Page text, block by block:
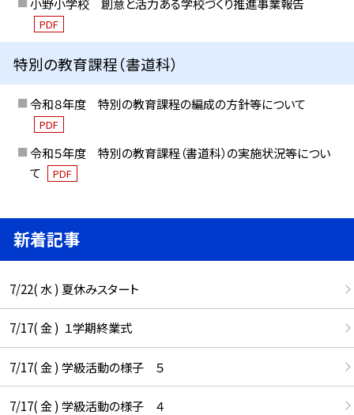
PDF
特別の教育課程（書道科）
令和８年度 特別の教育課程の編成の方針等について
PDF
令和５年度 特別の教育課程（書道科）の実施状況等につい
て
PDF
新着記事
7/22( 水 ) 夏休みスタート
7/17( 金 ) １学期終業式
7/17( 金 ) 学級活動の様子 ５
7/17( 金 ) 学級活動の様子 ４